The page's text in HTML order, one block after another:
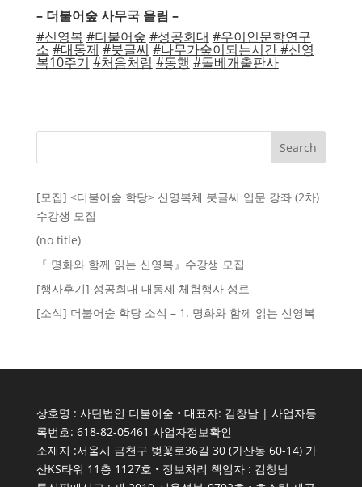
– 더불어숲 사무국 올림 –
#신영복 #더불어숲 #성공회대 #우이인문학연구
소 #대동제 #붓글씨 #나무가숲이되는시간#신영
복10주기 #처음처럼 #동행 #돌베개출판사
[모집] <더불어숲 학당> 신영복체 붓글씨 입문 강좌 (2차)
수강생 모집
(no title)
​『 명화와 함께 읽는 신영복』수강생 모집
[행사후기] 성공회대 대동제 체험행사 성료
[소식] 더불어숲 학당 소식 – 1. 명화와 함께 읽는 신영복
상호명 : 사단법인 더불어숲 • 대표자: 김창남 | 사업자등
록번호: 618-82-05461 사업자정보확인
소재지 :서울시 금천구 벚꽃로36길 30 (가산동 60-14) 가
산KS타워 11층 1127호 • 정보처리 책임자 : 김창남